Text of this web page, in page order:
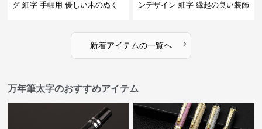
グ 細字 手帳用 優しい木のぬく
ンデザイン 細字 縁起の良い装飾
新着アイテムの一覧へ ›
万年筆太字のおすすめアイテム